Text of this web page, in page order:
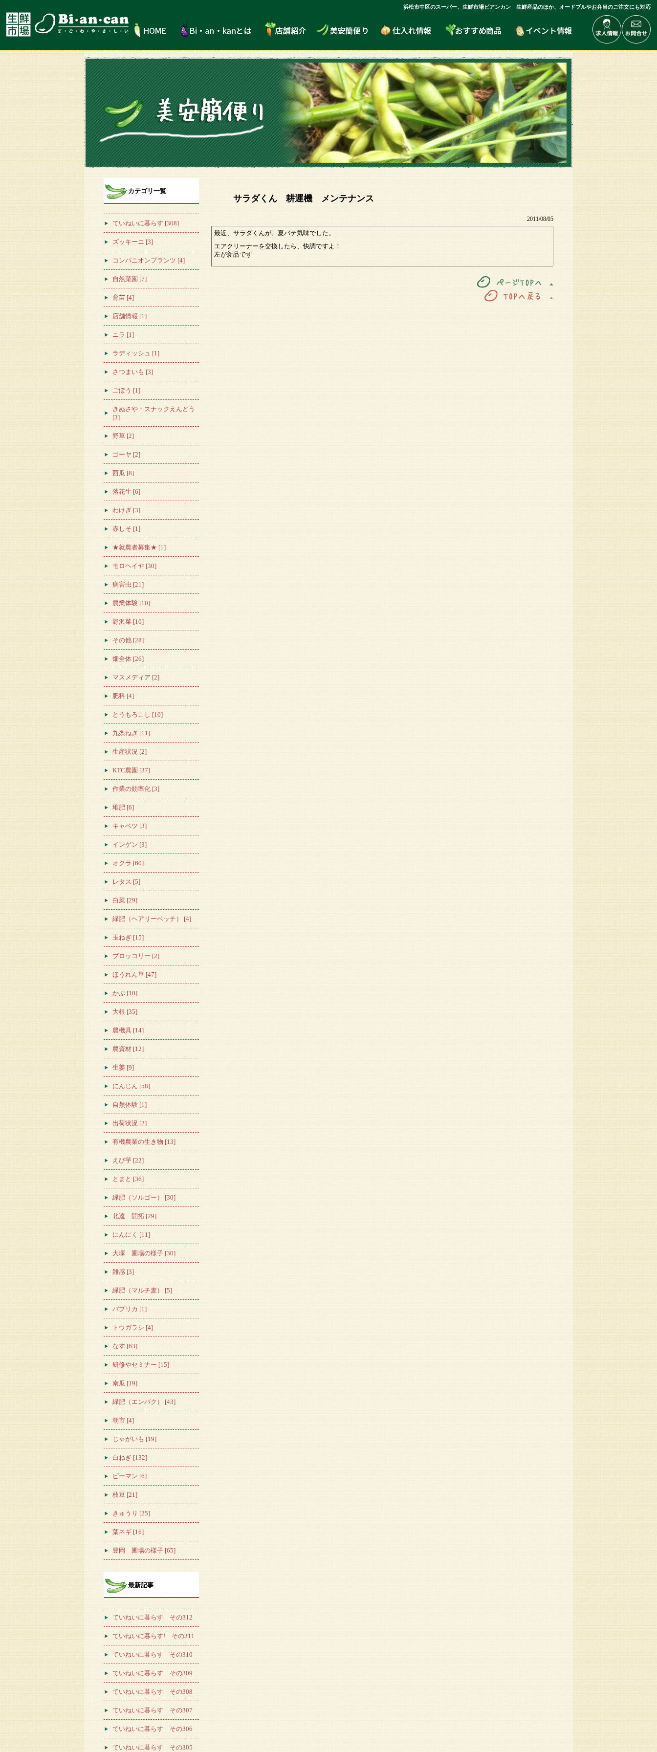
浜松市中区のスーパー、生鮮市場ビアンカン 生鮮産品のほか、オードブルやお弁当のご注文にも対応
サラダくん 耕運機 メンテナンス
2011/08/05
最近、サラダくんが、夏バテ気味でした。
エアクリーナーを交換したら、快調ですよ！
左が新品です
カテゴリ一覧
ていねいに暮らす [308]
ズッキーニ [3]
コンパニオンプランツ [4]
自然菜園 [7]
育苗 [4]
店舗情報 [1]
ニラ [1]
ラディッシュ [1]
さつまいも [3]
ごぼう [1]
きぬさや・スナックえんどう
[3]
野草 [2]
ゴーヤ [2]
西瓜 [8]
落花生 [6]
わけぎ [3]
赤しそ [1]
★就農者募集★ [1]
モロヘイヤ [30]
病害虫 [21]
農業体験 [10]
野沢菜 [10]
その他 [28]
畑全体 [26]
マスメディア [2]
肥料 [4]
とうもろこし [10]
九条ねぎ [11]
生産状況 [2]
KTC農園 [37]
作業の効率化 [3]
堆肥 [6]
キャベツ [3]
インゲン [3]
オクラ [60]
レタス [5]
白菜 [29]
緑肥（ヘアリーベッチ） [4]
玉ねぎ [15]
ブロッコリー [2]
ほうれん草 [47]
かぶ [10]
大根 [35]
農機具 [14]
農資材 [12]
生姜 [9]
にんじん [58]
自然体験 [1]
出荷状況 [2]
有機農業の生き物 [13]
えび芋 [22]
とまと [36]
緑肥（ソルゴー） [30]
北遠 開拓 [29]
にんにく [11]
大塚 圃場の様子 [30]
雑感 [3]
緑肥（マルチ麦） [5]
パプリカ [1]
トウガラシ [4]
なす [63]
研修やセミナー [15]
南瓜 [19]
緑肥（エンバク） [43]
朝市 [4]
じゃがいも [19]
白ねぎ [132]
ピーマン [6]
枝豆 [21]
きゅうり [25]
葉ネギ [16]
豊岡 圃場の様子 [65]
最新記事
ていねいに暮らす その312
ていねいに暮らす! その311
ていねいに暮らす その310
ていねいに暮らす その309
ていねいに暮らす その308
ていねいに暮らす その307
ていねいに暮らす その306
ていねいに暮らす その305